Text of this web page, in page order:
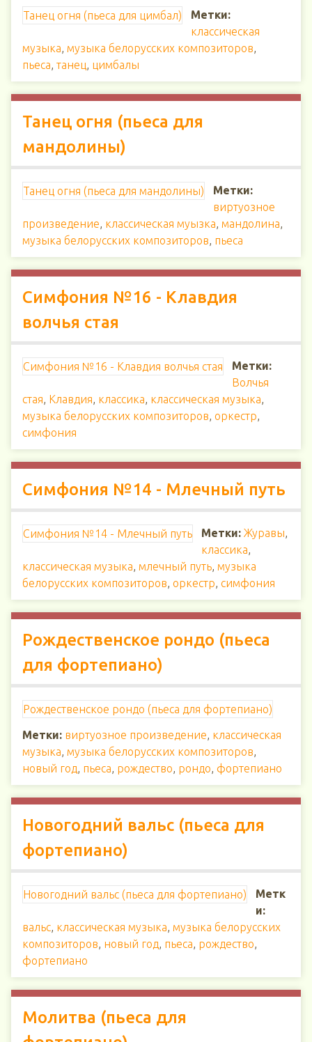
Танец огня (пьеса для цимбал)
Метки:
классическая
музыка, музыка белорусских композиторов,
пьеса, танец, цимбалы
Танец огня (пьеса для
мандолины)
Танец огня (пьеса для мандолины)
Метки:
виртуозное
произведение, классическая муызка, мандолина,
музыка белорусских композиторов, пьеса
Симфония №16 - Клавдия
волчья стая
Симфония №16 - Клавдия волчья стая
Метки:
Волчья
стая, Клавдия, классика, классическая музыка,
музыка белорусских композиторов, оркестр,
симфония
Симфония №14 - Млечный путь
Симфония №14 - Млечный путь Метки: Журавы,
классика,
классическая музыка, млечный путь, музыка
белорусских композиторов, оркестр, симфония
Рождественское рондо (пьеса
для фортепиано)
Рождественское рондо (пьеса для фортепиано)
Метки: виртуозное произведение, классическая
музыка, музыка белорусских композиторов,
новый год, пьеса, рождество, рондо, фортепиано
Новогодний вальс (пьеса для
фортепиано)
Новогодний вальс (пьеса для фортепиано)
Метк
и:
вальс, классическая музыка, музыка белорусских
композиторов, новый год, пьеса, рождество,
фортепиано
Молитва (пьеса для